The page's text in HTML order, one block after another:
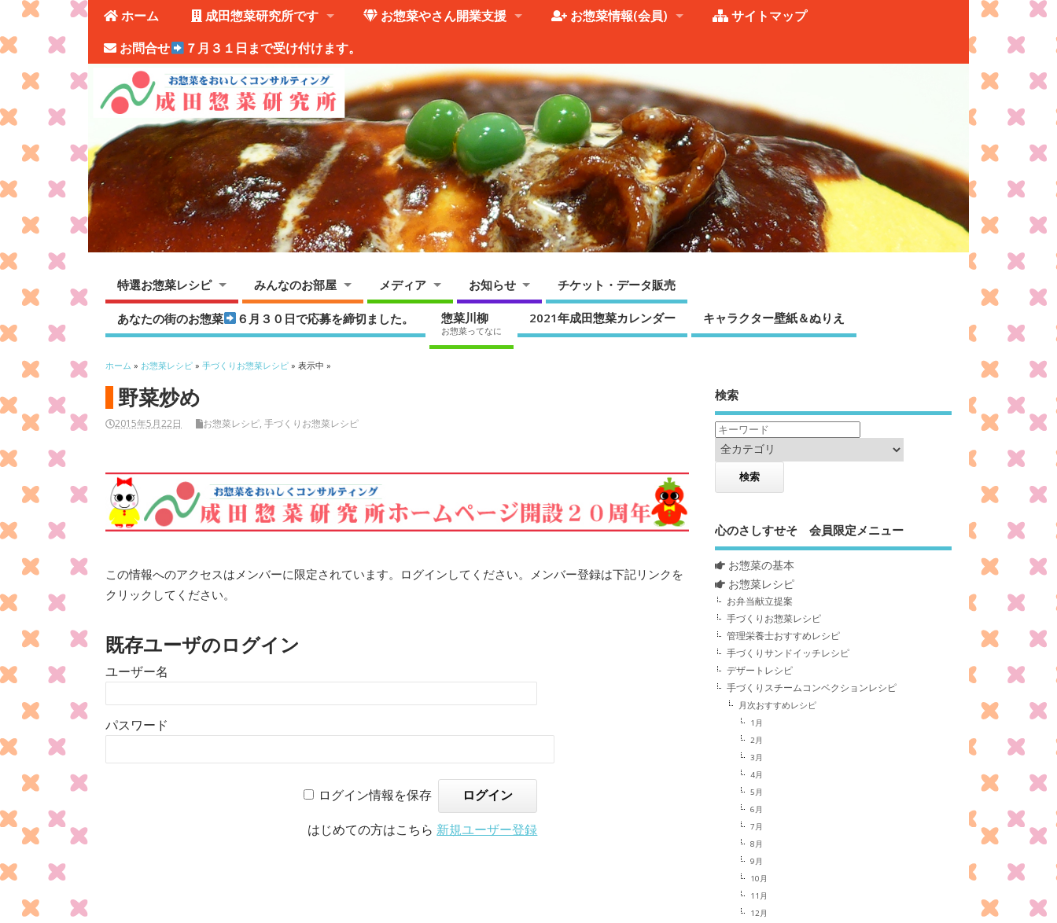
ホーム 成田惣菜研究所です お惣菜やさん開業支援 お惣菜情報(会員)
サイトマップ
お問合せ
７月３１日まで受け付けます。
特選お惣菜レシピ みんなのお部屋 メディア お知らせ チケット・データ販売
あなたの街のお惣菜 ６月３０日で応募を締切ました。 惣菜川柳
お惣菜ってなに
2021年成田惣菜カレンダー キャラクター壁紙＆ぬりえ
ホーム » お惣菜レシピ »手づくりお惣菜レシピ » 表示中 »
野菜炒め
2015年5月22日 お惣菜レシピ,手づくりお惣菜レシピ
この情報へのアクセスはメンバーに限定されています。ログインしてください。メンバー登録は下記リンクを
クリックしてください。
既存ユーザのログイン
ユーザー名
パスワード
ログイン情報を保存
はじめての方はこちら 新規ユーザー登録
検索
心のさしすせそ 会員限定メニュー
お惣菜の基本
お惣菜レシピ
お弁当献立提案
手づくりお惣菜レシピ
管理栄養士おすすめレシピ
手づくりサンドイッチレシピ
デザートレシピ
手づくりスチームコンベクションレシピ
月次おすすめレシピ
1月
2月
3月
4月
5月
6月
7月
8月
9月
10月
11月
12月